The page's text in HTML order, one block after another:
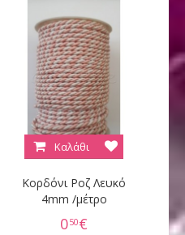
Κορδόνι Ροζ Λευκό
4mm /μέτρο
050€
Καλάθι